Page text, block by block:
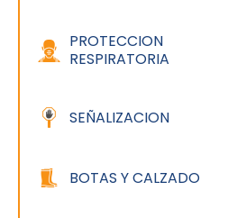
PROTECCION
RESPIRATORIA
SEÑALIZACION
BOTAS Y CALZADO